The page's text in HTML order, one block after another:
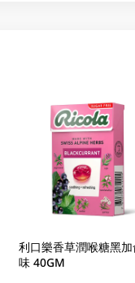
利口樂香草潤喉糖黑
味 40GM